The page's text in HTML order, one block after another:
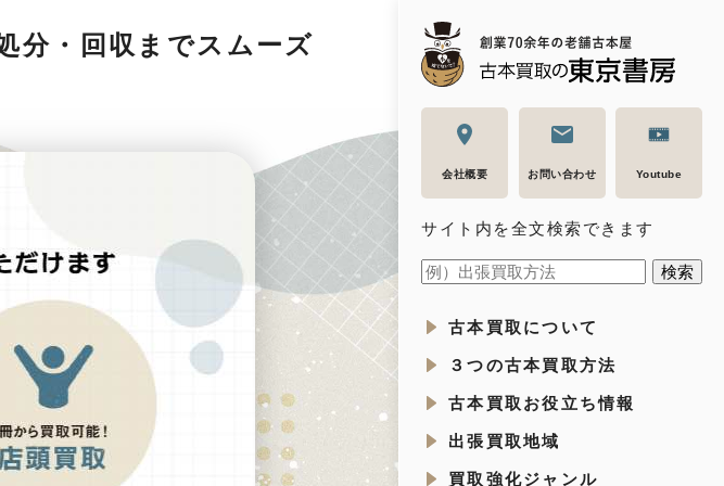
会社概要 お問い合わせ Youtube
サイト内を全文検索できます
古本買取について
３つの古本買取方法
古本買取お役立ち情報
出張買取地域
買取強化ジャンル
分・回収までスムーズ